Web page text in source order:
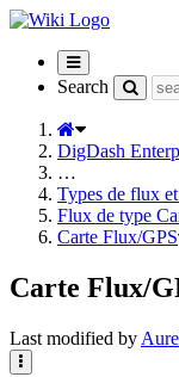
Toggle
navigation
Search
DigDash
…
Types de flux
Flux de type
Carte Flux/GPS
Carte Flux/
Last modified by